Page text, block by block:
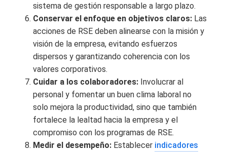
sistema de gestión responsable a largo plazo.
Conservar el enfoque en objetivos claros: Las
acciones de RSE deben alinearse con la misión y
visión de la empresa, evitando esfuerzos
dispersos y garantizando coherencia con los
valores corporativos.
Cuidar a los colaboradores: Involucrar al
personal y fomentar un buen clima laboral no
solo mejora la productividad, sino que también
fortalece la lealtad hacia la empresa y el
compromiso con los programas de RSE.
Medir el desempeño: Establecer indicadores